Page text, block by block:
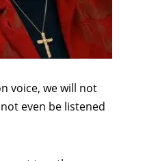
voice, we will not
even be listened